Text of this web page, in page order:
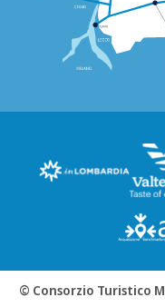
© Consorzio Turistico